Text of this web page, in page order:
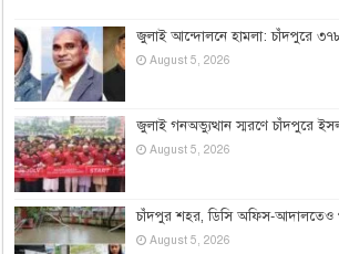
জুলাই আন্দোলনে হামলা: চাঁদপুরে ৩৭৮
August 5, 2026
জুলাই গনঅভ্যুত্থান স্মরণে চাঁদপুরে
August 5, 2026
চাঁদপুর শহর, ডিসি অফিস-আদালতেও
August 5, 2026